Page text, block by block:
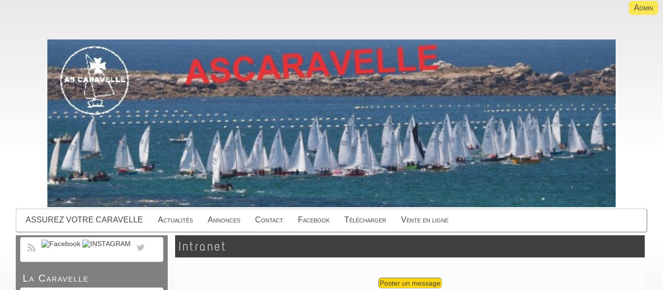
Admin
ASSUREZ VOTRE CARAVELLE Actualités Annonces Contact Facebook Télécharger Vente en ligne
La Caravelle
Intranet
Poster un message